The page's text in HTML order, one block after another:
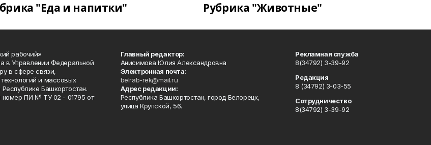
"Еда и напитки" Рубрика "Животные"
рабочий»
в Управлении Федеральной
в сфере связи,
и массовых
Башкортостан.
номер ПИ № ТУ 02 - 01795 от
Главный редактор:
Анисимова Юлия Александровна
Электронная почта:
belrab-rek@mail.ru
Адрес редакции:
Республика Башкортостан, город Белорецк,
улица Крупской, 56.
Рекламная служба
8(34792) 3-39-92
Редакция
8 (34792) 3-03-55
Сотрудничество
8(34792) 3-39-92